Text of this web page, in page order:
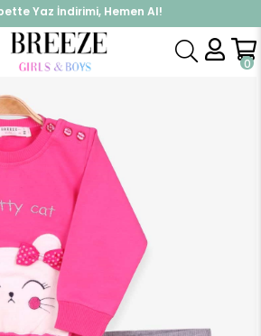
Yaz İndirimi, Hemen Al!
%10 İndirimi Kap, Hemen Üye Ol!
0
Eşofman Takım Kız Bebek Eşofman Takımı Kedili Pembe (9 Ay)